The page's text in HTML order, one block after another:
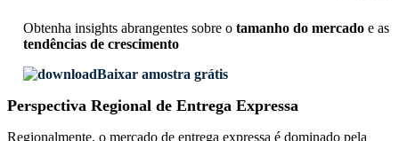
Obtenha insights abrangentes sobre o tamanho do mercado e as
tendências de crescimento
Baixar amostra grátis
Perspectiva Regional de Entrega Expressa
Regionalmente, o mercado de entrega expressa é dominado pela